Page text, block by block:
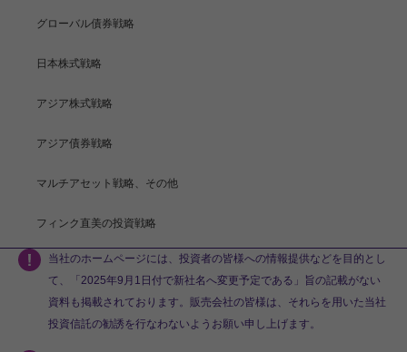
グローバル債券戦略
日本株式戦略
アジア株式戦略
アジア債券戦略
マルチアセット戦略、その他
フィンク直美の投資戦略
当社のホームページには、投資者の皆様への情報提供などを目的とし
て、「2025年9月1日付で新社名へ変更予定である」旨の記載がない
資料も掲載されております。販売会社の皆様は、それらを用いた当社
投資信託の勧誘を行なわないようお願い申し上げます。